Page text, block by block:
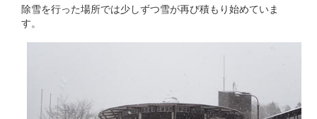
除雪を行った場所では少しずつ雪が再び積もり始めていま
す。